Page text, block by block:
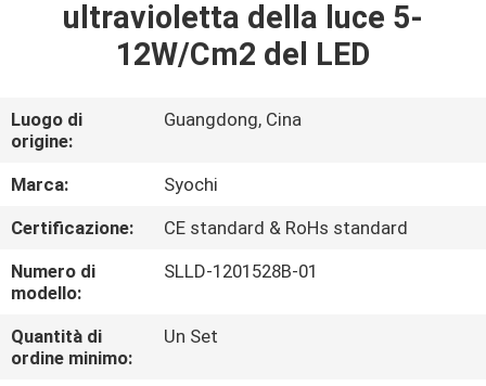
GIRO
DELLA
FABBRICA
CONTROLLO
DI
QUALITÀ
ultravioletta della luce 5-
12W/Cm2 del LED
Luogo di
origine:
Guangdong, Cina
Marca:
Syochi
Certificazione:
CE standard & RoHs standard
Numero di
modello:
SLLD-1201528B-01
Quantità di
ordine minimo:
Un Set